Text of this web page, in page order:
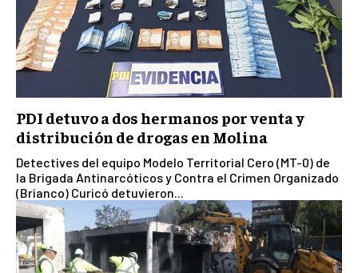
PDI detuvo a dos hermanos por venta y
distribución de drogas en Molina
Detectives del equipo Modelo Territorial Cero (MT-0) de
la Brigada Antinarcóticos y Contra el Crimen Organizado
(Brianco) Curicó detuvieron...